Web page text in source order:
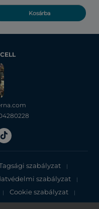
Kosárba
szabályzat |
szabályzat |
| Cookie szabályzat |